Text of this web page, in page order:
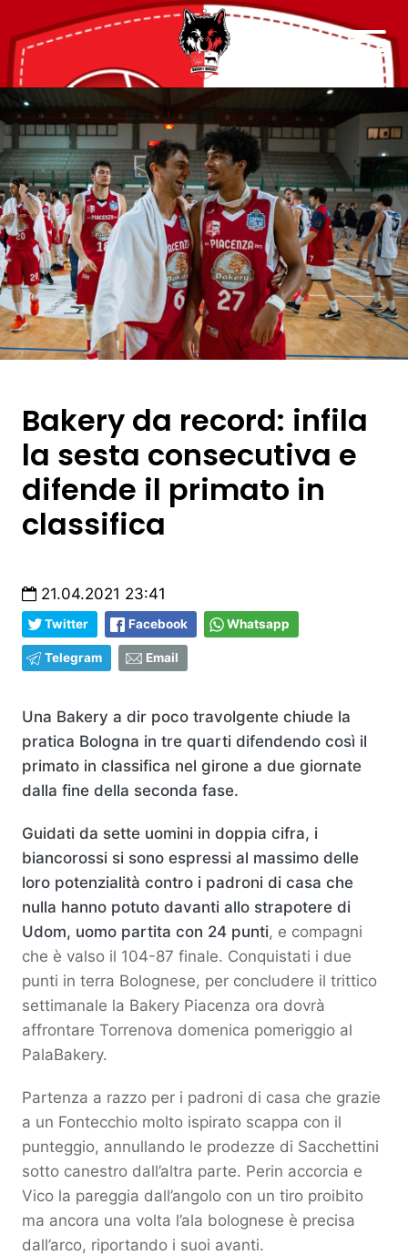
Bakery da record: infila
la sesta consecutiva e
difende il primato in
classifica
21.04.2021 23:41
Twitter Facebook Whatsapp
Telegram Email
Una Bakery a dir poco travolgente chiude la
pratica Bologna in tre quarti difendendo così il
primato in classifica nel girone a due giornate
dalla fine della seconda fase.
Guidati da sette uomini in doppia cifra, i
biancorossi si sono espressi al massimo delle
loro potenzialità contro i padroni di casa che
nulla hanno potuto davanti allo strapotere di
Udom, uomo partita con 24 punti, e compagni
che è valso il 104-87 finale. Conquistati i due
punti in terra Bolognese, per concludere il trittico
settimanale la Bakery Piacenza ora dovrà
affrontare Torrenova domenica pomeriggio al
PalaBakery.
Partenza a razzo per i padroni di casa che grazie
a un Fontecchio molto ispirato scappa con il
punteggio, annullando le prodezze di Sacchettini
sotto canestro dall’altra parte. Perin accorcia e
Vico la pareggia dall’angolo con un tiro proibito
ma ancora una volta l’ala bolognese è precisa
dall’arco, riportando i suoi avanti.